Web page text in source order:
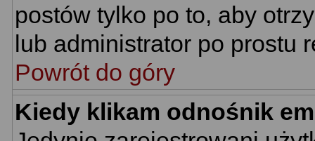
postów tylko po to, aby
lub administrator po prostu
Powrót do góry
Kiedy klikam odnośnik